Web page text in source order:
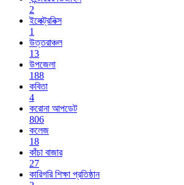
2
ইলেক্ট্রনিক্স
1
উত্তরাঞ্চল
13
উপজেলা
188
কবিতা
4
করোনা আপডেট
806
কলেজ
18
কাঁচা বাজার
27
কারিগরি শিক্ষা প্রতিষ্ঠান